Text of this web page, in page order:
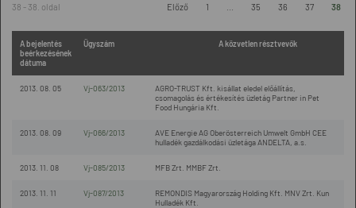
38 - 38. oldal Előző 1 35 36 37 38
A bejelentés
beérkezésének
dátuma
Ügyszám A közvetlen résztvevők
2013. 08. 05 Vj-063/2013
AGRO-TRUST Kft. kisállat eledel előállítás,
csomagolás és értékesítés üzletág Partner in Pet
Food Hungária Kft.
2013. 08. 09 Vj-066/2013
AVE Energie AG Oberösterreich Umwelt GmbH CEE
hulladék gazdálkodási üzletága ANDELTA, a.s.
2013. 11. 08 Vj-085/2013 MFB Zrt. MMBF Zrt.
2013. 11. 11 Vj-087/2013
REMONDIS Magyarország Holding Kft. MNV Zrt. Kun
Hulladék Kft.